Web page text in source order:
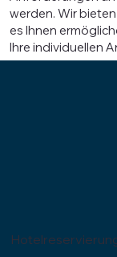
werden. Wir
es Ihnen
Ihre individuellen